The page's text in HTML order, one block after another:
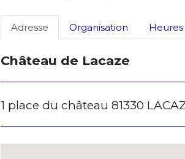
Adresse Organisation
Château de Lacaze
1 place du château 81330